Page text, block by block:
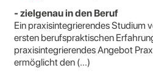
- zielgenau in den Beruf
Ein praxisintegrierendes Studium
ersten berufspraktischen
praxisintegrierendes Angebot
ermöglicht den (...)